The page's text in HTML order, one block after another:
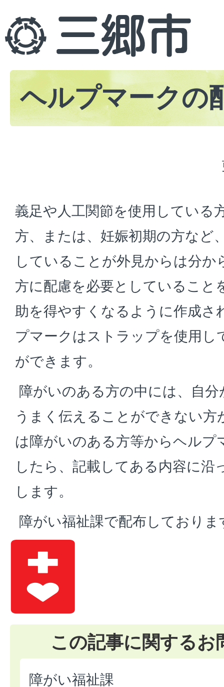
ヘルプマークの
義足や人工関節を使用している
方、または、妊娠初期の方など
していることが外見からは分か
方に配慮を必要としていること
助を得やすくなるように作成さ
プマークはストラップを使用し
ができます。
障がいのある方の中には、自
うまく伝えることができない方
は障がいのある方等からヘルプ
したら、記載してある内容に沿
します。
障がい福祉課で配布しておりま
この記事に関するお
障がい福祉課